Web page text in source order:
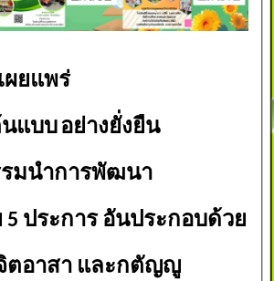
ผยแพร่
แบบ อย่างยั่งยืน
มนำการพัฒนา
5 ประการ อันประกอบด้วย
ตอาสา และกตัญญู